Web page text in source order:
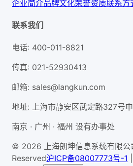
企业简介品牌文化荣誉资质联系方
联系我们
电话: 400-011-8821
传真: 021-52930413
邮箱: sales@langkun.com
地址: 上海市静安区武定路327号
南京 · 广州 · 福州 设有办事处
© 2026 上海朗坤信息系统有限
Reserved沪ICP备08007773号-1